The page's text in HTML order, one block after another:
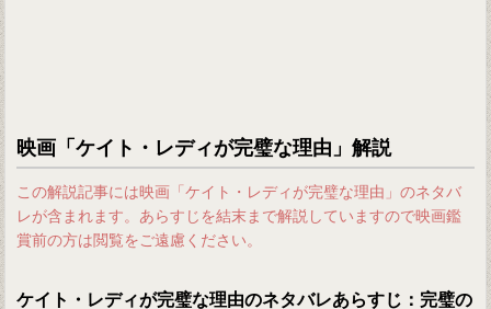
映画「ケイト・レディが完璧な理由」解説
この解説記事には映画「ケイト・レディが完璧な理由」のネタバ
レが含まれます。あらすじを結末まで解説していますので映画鑑
賞前の方は閲覧をご遠慮ください。
ケイト・レディが完璧な理由のネタバレあらすじ：完璧の